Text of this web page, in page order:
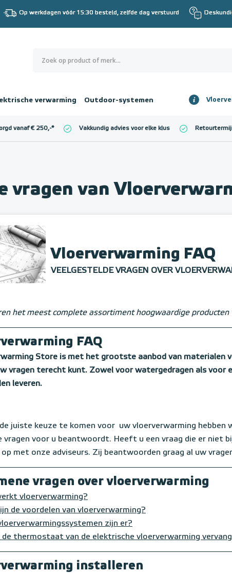
Op werkdagen vóór 15:30 besteld, zelfde dag verstuurd
verwarming Outdoor-systemen
€ 0,00
vanaf € 250,-* Vakkundig advies voor elke klus
vragen van
Vloerverwarming FAQ
VEELGESTELDE VRAGEN OVER
het meest complete assortiment hoogwaardige
FAQ
Store is met het grootste aanbod van materialen
vragen terecht kunt. Zowel voor watergedragen als voor
leveren.
juiste keuze te komen voor uw vloerverwarming hebben
vragen voor u beantwoordt. Heeft u een vraag die er niet
op met onze adviseurs. Zij beantwoorden graag al uw
vragen over vloerverwarming
vloerverwarming?
de voordelen van vloerverwarming?
zijn er?
de thermostaat van de elektrische vloerverwarming
installeren